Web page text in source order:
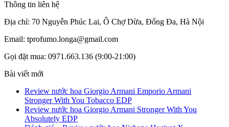
Thông tin liên hệ
Địa chỉ: 70 Nguyễn Phúc Lai, Ô Chợ Dừa, Đống Đa, Hà Nội
Email: tprofumo.longa@gmail.com
Gọi đặt mua: 0971.663.136 (9:00-21:00)
Bài viết mới
Review nước hoa Giorgio Armani Emporio Armani
Stronger With You Tobacco EDP
Review nước hoa Giorgio Armani Stronger With You
Absolutely EDP